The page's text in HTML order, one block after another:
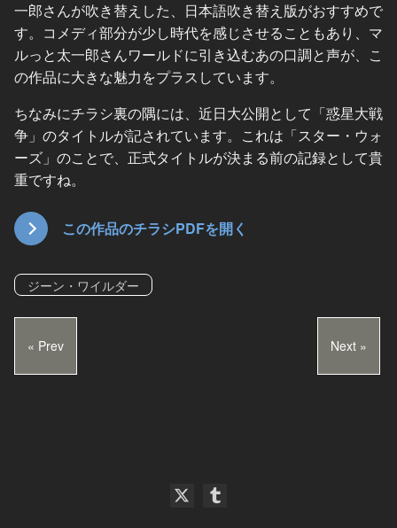
一郎さんが吹き替えした、日本語吹き替え版がおすすめで
す。コメディ部分が少し時代を感じさせることもあり、マ
ルっと太一郎さんワールドに引き込むあの口調と声が、こ
の作品に大きな魅力をプラスしています。
ちなみにチラシ裏の隅には、近日大公開として「惑星大戦
争」のタイトルが記されています。これは「スター・ウォ
ーズ」のことで、正式タイトルが決まる前の記録として貴
重ですね。
この作品のチラシPDFを開く
ジーン・ワイルダー
« Prev Next »